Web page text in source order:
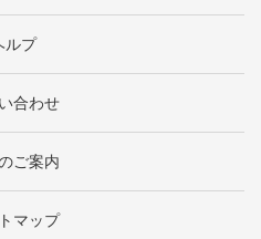
ルプ
合わせ
ご案内
マップ